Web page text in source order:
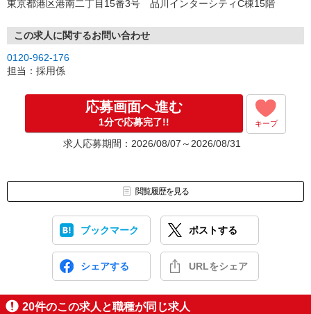
東京都港区港南二丁目15番3号 品川インターシティC棟15階
この求人に関するお問い合わせ
0120-962-176
担当：採用係
応募画面へ進む
1分で応募完了!! キープ
求人応募期間：2026/08/07～2026/08/31
閲覧履歴を見る
ブックマーク ポストする
シェアする URLをシェア
20件のこの求人と職種が同じ求人